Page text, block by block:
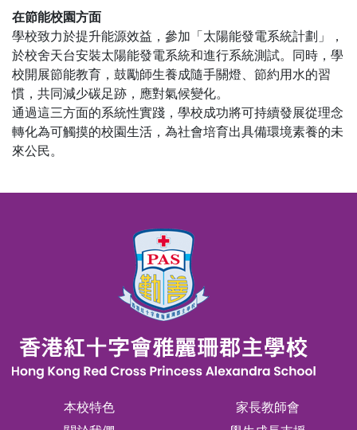
在節能校園方面
學校致力於提升能源效益，參加「太陽能發電系統計劃」，
於校舍天台安裝太陽能發電系統和進行系統測試。同時，學
校開展節能教育，鼓勵師生養成隨手關燈、節約用水的習
慣，共同減少碳足跡，應對氣候變化。
通過這三方面的系統性實踐，學校成功將可持續發展從理念
轉化為可觸摸的校園生活，為社會培育出具備環境素養的未
來公民。
本校特色
家長教師會